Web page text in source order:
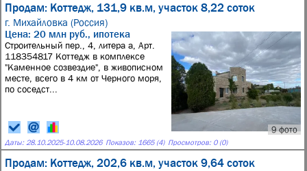
Продам: Коттедж, 131,9 кв.м, участок 8,22 соток
г. Михайловка (Россия)
9 фото
Цена: 20 млн руб., ипотека
Строительный пер., 4, литера а, Арт.
118354817 Коттедж в комплексе
"Каменное созвездие", в живописном
месте, всего в 4 км от Черного моря,
по соседст...
Даты: 28.10.2025-10.08.2026 Показов: 1665 (4) Просмотров: 0 (0)
Продам: Коттедж, 202,6 кв.м, участок 9,64 соток